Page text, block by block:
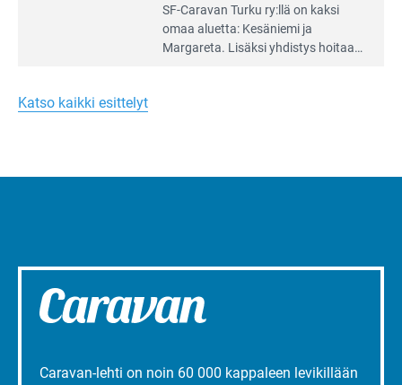
Turun
liepeillä
SF-Caravan Turku ry:llä on kaksi
omaa aluet­ta: Kesäniemi ja
Margareta. Lisäksi yhdis­tys hoitaa
Katso kaikki esittelyt
Caravan-lehti on noin 60 000 kappaleen levikillään